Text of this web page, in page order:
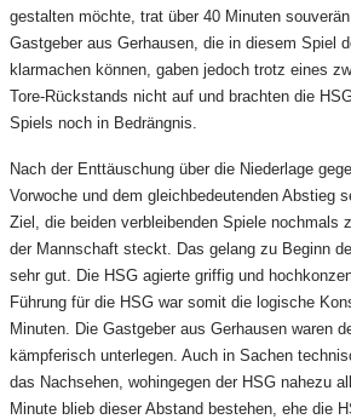
gestalten möchte, trat über 40 Minuten
Gastgeber aus Gerhausen, die in diesem Spiel
klarmachen können, gaben jedoch trotz eines
Tore-Rückstands nicht auf und brachten die
Spiels noch in Bedrängnis.
Nach der Enttäuschung über die Niederlage
Vorwoche und dem gleichbedeutenden Abstieg
Ziel, die beiden verbleibenden Spiele nochmals
der Mannschaft steckt. Das gelang zu Beginn
sehr gut. Die HSG agierte griffig und
Führung für die HSG war somit die logische
Minuten. Die Gastgeber aus Gerhausen waren
kämpferisch unterlegen. Auch in Sachen
das Nachsehen, wohingegen der HSG nahezu
Minute blieb dieser Abstand bestehen, ehe die